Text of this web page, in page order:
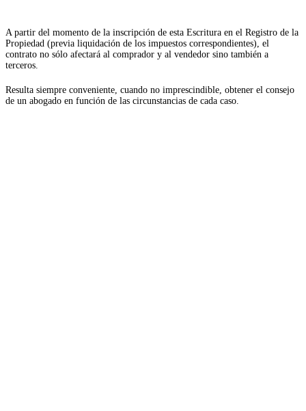
A partir del momento de la inscripción de esta Escritura en el Registro de la
Propiedad (previa liquidación de los impuestos correspondientes), el
contrato no sólo afectará al comprador y al vendedor sino también a
terceros.
Resulta siempre conveniente, cuando no imprescindible, obtener el consejo
de un abogado en función de las circunstancias de cada caso.